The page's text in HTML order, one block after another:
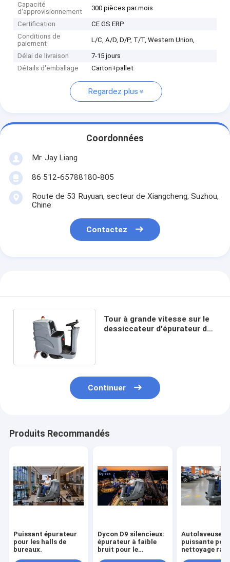
Capacité
d'approvisionnement
300 pièces par mois
Certification
CE GS ERP
Conditions de
paiement
L/C, A/D, D/P, T/T, Western Union,
Délai de livraison
7-15 jours
Détails d'emballage
Carton+pallet
Regardez plus
Coordonnées
Mr. Jay Liang
86 512-65788180-805
Route de 53 Ruyuan, secteur de Xiangcheng, Suzhou,
Chine
Contactez
Tour à grande vitesse sur le
dessiccateur d'épurateur de
Continuer
Produits Recommandés
Puissant épurateur
pour les halls de
bureaux.
Dycon D9 silencieux:
épurateur à faible
bruit pour le
Autolaveuse
puissante
nettoyage